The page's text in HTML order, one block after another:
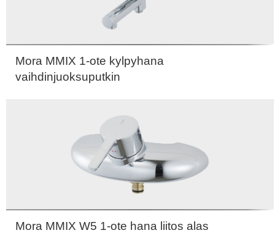
Mora MMIX 1-ote kylpyhana
vaihdinjuoksuputkin
Mora MMIX W5 1-ote hana liitos alas